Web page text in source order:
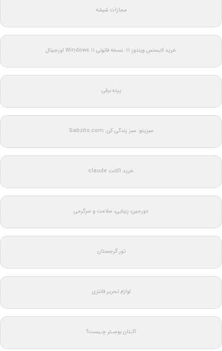
مجازات شیشه
خرید لایسنس ویندوز 11: نسخه قانونی Windows 11 اورجینال
پرده برقی
سبزیتو: سبز زندگی کن: Sabzito.com
خرید اکانت claude
دورجین؛ زیبایی، سلامت و سرگرمی
تور گرجستان
لوازم تحریر فانتزی
اکـتان بوسـتر چـیست؟